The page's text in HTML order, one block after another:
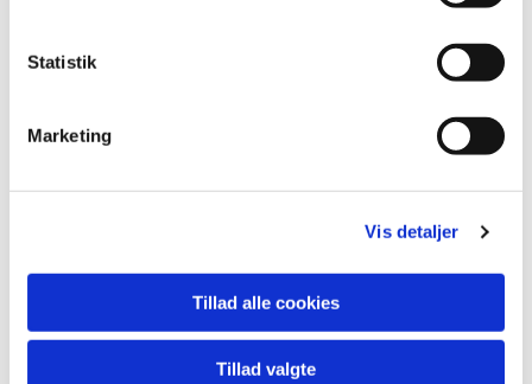
Statistik
Marketing
Vis detaljer
Tillad alle cookies
Tillad valgte
Nr. 636 42x32 cm